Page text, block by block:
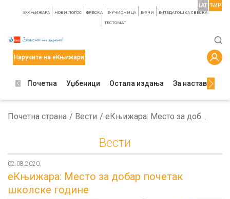
E-КЊИЖАРА НОВИ ЛОГОС ФРЕСКА E-УЧИОНИЦА E-УЧИ Е-ПЕДАГОШКА СВЕСКА
TЕСТОМАТ
LAT ЋИР
Наручите на еКњижари
Почетна Уџбеници Остала издања За наставнике
Почетна страна Вести еКњижара: Место за добар почетак школске године
Вести
02.08.2020.
еКњижара: Место за добар почетак
школске године